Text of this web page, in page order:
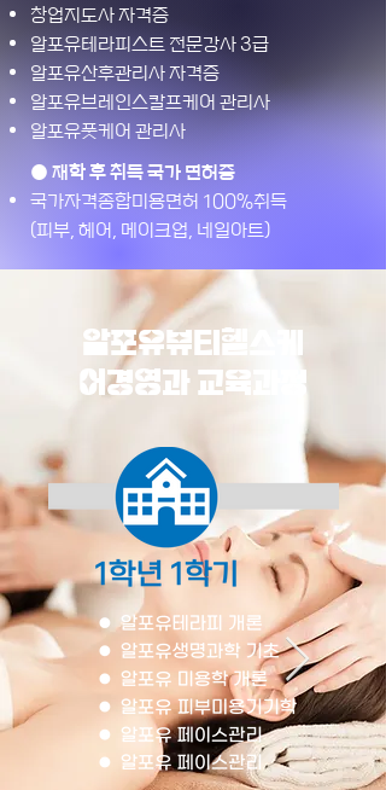
창업지도사 자격증
알포유테라피스트 전문강사 3급
알포유산후관리사 자격증
알포유브레인스칼프케어 관리사
​알포유풋케어 관리사
● 재학 후 취득 국가 면허증
국가자격종합미용면허 100%취득
​(피부, 헤어, 메이크업, 네일아트)
알포유뷰티헬스케
어경영과 교육과정